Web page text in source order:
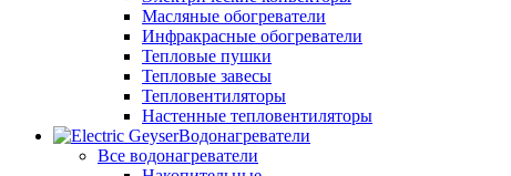
Масляные обогреватели
Инфракрасные обогреватели
Тепловые пушки
Тепловые завесы
Тепловентиляторы
Настенные тепловентиляторы
Водонагреватели
Все водонагреватели